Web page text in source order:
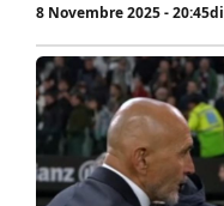
8 Novembre 2025 - 20:45di